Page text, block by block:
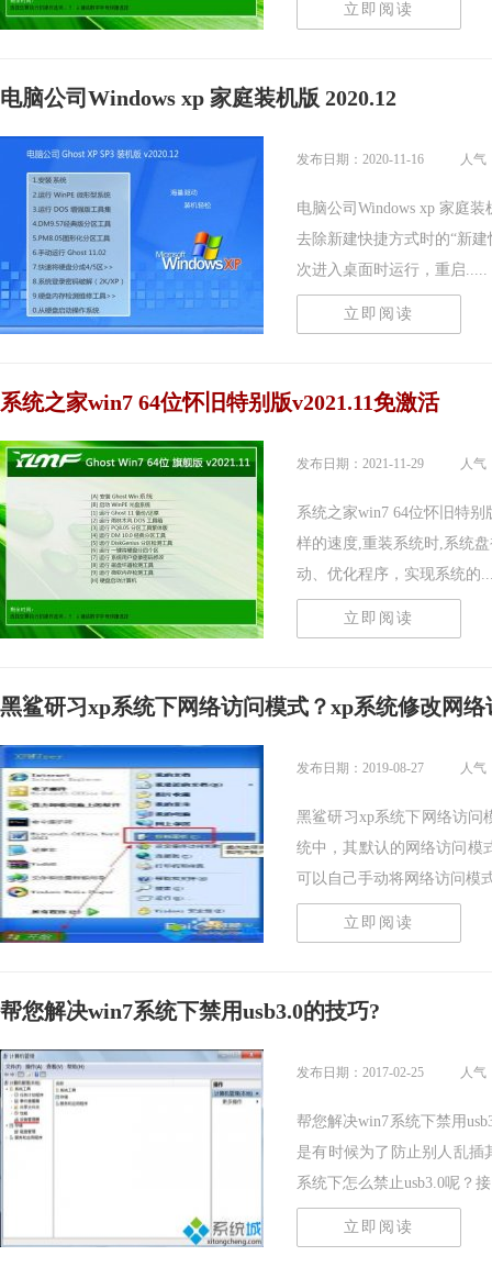
立即阅读
电脑公司Windows xp 家庭装机版 2020.12
发布日期：2020-11-16 人气
电脑公司Windows xp 家庭
去除新建快捷方式时的“新
次进入桌面时运行，重启.....
立即阅读
系统之家win7 64位怀旧特别版v2021.11免激活
发布日期：2021-11-29 人气
系统之家win7 64位怀旧特别
样的速度,重装系统时,系统
动、优化程序，实现系统的
立即阅读
黑鲨研习xp系统下网络访问模式？xp系统修改网
发布日期：2019-08-27 人气
黑鲨研习xp系统下网络访问
统中，其默认的网络访问模
可以自己手动将网络访问模
立即阅读
帮您解决win7系统下禁用usb3.0的技巧?
发布日期：2017-02-25 人气
帮您解决win7系统下禁用
是有时候为了防止别人乱插
系统下怎么禁止usb3.0呢？
立即阅读